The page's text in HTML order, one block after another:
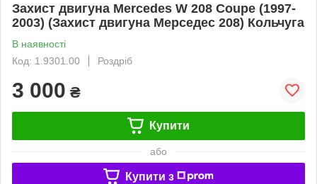
Захист двигуна Mercedes W 208 Coupe (1997-
2003) (Захист двигуна Мерседес 208) Кольчуга
В наявності
Код: 1.9301.00
Роздріб
3 000 ₴
Купити
або
Купити з